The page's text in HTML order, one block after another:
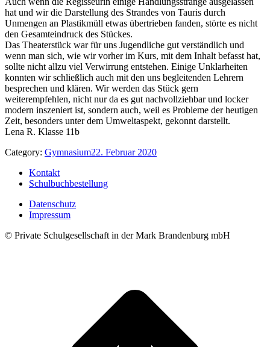
hat und wir die Darstellung des Strandes von Tauris durch
Unmengen an Plastikmüll etwas übertrieben fanden, störte es nicht
den Gesamteindruck des Stückes.
Das Theaterstück war für uns Jugendliche gut verständlich und
wenn man sich, wie wir vorher im Kurs, mit dem Inhalt befasst hat,
sollte nicht allzu viel Verwirrung entstehen. Einige Unklarheiten
konnten wir schließlich auch mit den uns begleitenden Lehrern
besprechen und klären. Wir werden das Stück gern
weiterempfehlen, nicht nur da es gut nachvollziehbar und locker
modern inszeniert ist, sondern auch, weil es Probleme der heutigen
Zeit, besonders unter dem Umweltaspekt, gekonnt darstellt.
Lena R. Klasse 11b
Category: Gymnasium22. Februar 2020
Kontakt
Schulbuchbestellung
Datenschutz
Impressum
© Private Schulgesellschaft in der Mark Brandenburg mbH